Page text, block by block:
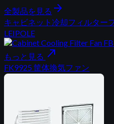
全製品を見る arrow_forward
キャビネット冷却フィルター
LEIPOLE
もっと見る north_east
FK9925 筐体換気ファン